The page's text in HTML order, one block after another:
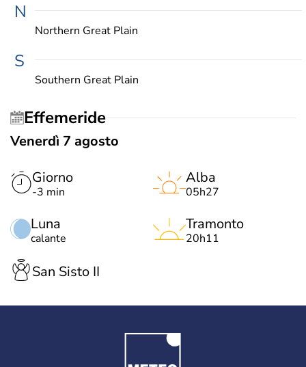
N
Northern Great Plain
S
Southern Great Plain
Effemeride
Venerdì 7 agosto
Giorno
-3 min
Luna
calante
Alba
05h27
Tramonto
20h11
San Sisto II